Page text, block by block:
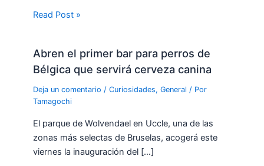
Read Post »
Abren el primer bar para perros de
Bélgica que servirá cerveza canina
Deja un comentario /Curiosidades,General / Por
Tamagochi
El parque de Wolvendael en Uccle, una de las
zonas más selectas de Bruselas, acogerá este
viernes la inauguración del […]